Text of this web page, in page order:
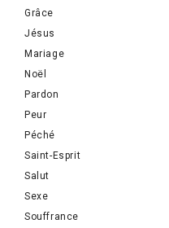
Grâce
Jésus
Mariage
Noël
Pardon
Peur
Péché
Saint-Esprit
Salut
Sexe
Souffrance